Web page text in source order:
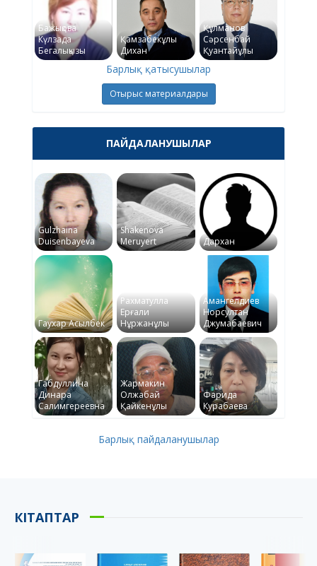
Бажықова
Күлзада
Бегалықызы
Қамзабекұлы
Дихан
Құлманов
Сәрсенбай
Қуантайұлы
Барлық қатысушылар
Отырыс материалдары
ПАЙДАЛАНУШЫЛАР
Gulzhaina
Duisenbayeva
Shakenova
Meruyert
Дархан
Гаухар Асылбек
Рахматулла
Ерғали
Нұржанұлы
Амангелдиев
Норсултан
Джумабаевич
Габдуллина
Динара
Салимгереевна
Жармакин
Олжабай
Қайкенұлы
Фарида
Курабаева
Барлық пайдаланушылар
КІТАПТАР